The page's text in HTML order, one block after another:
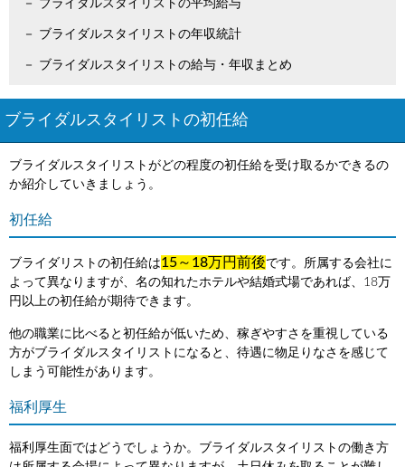
ブライダルスタイリストの平均給与
ブライダルスタイリストの年収統計
ブライダルスタイリストの給与・年収まとめ
ブライダルスタイリストの初任給
ブライダルスタイリストがどの程度の初任給を受け取るかできるの
か紹介していきましょう。
初任給
ブライダリストの初任給は15～18万円前後です。所属する会社に
よって異なりますが、名の知れたホテルや結婚式場であれば、18万
円以上の初任給が期待できます。
他の職業に比べると初任給が低いため、稼ぎやすさを重視している
方がブライダルスタイリストになると、待遇に物足りなさを感じて
しまう可能性があります。
福利厚生
福利厚生面ではどうでしょうか。ブライダルスタイリストの働き方